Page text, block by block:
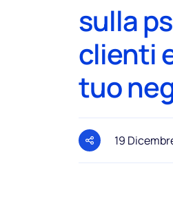
sulla
clienti
tuo
19